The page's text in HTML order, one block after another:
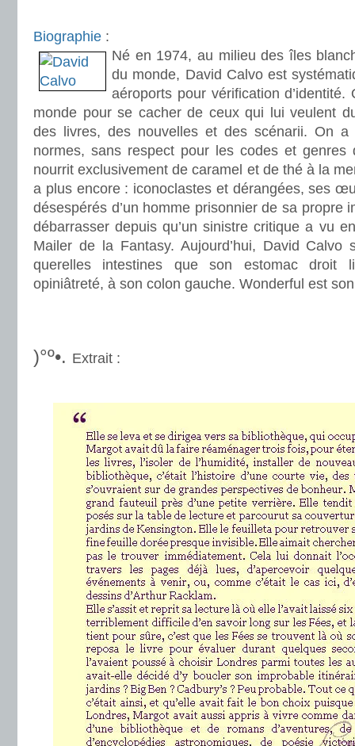
Biographie :
Né en 1974, au milieu des îles
du monde, David Calvo est
aéroports pour vérification
monde pour se cacher de ceux qui lui veulent
des livres, des nouvelles et des scénarii. On
normes, sans respect pour les codes et genres
nourrit exclusivement de caramel et de thé à la
a plus encore : iconoclastes et dérangées, ses
désespérés d’un homme prisonnier de sa propre
débarrasser depuis qu’un sinistre critique a vu
Mailer de la Fantasy. Aujourd’hui, David
querelles intestines que son estomac droit
opiniâtreté, à son colon gauche. Wonderful est
)°º•. Extrait :